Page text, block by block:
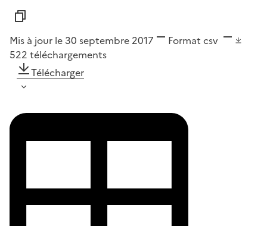
Mis à jour le 30 septembre 2017 Format csv
522 téléchargements
Télécharger